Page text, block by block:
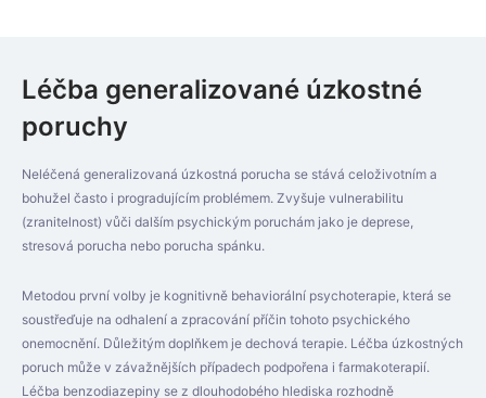
Léčba generalizované úzkostné
poruchy
Neléčená generalizovaná úzkostná porucha se stává celoživotním a
bohužel často i progradujícím problémem. Zvyšuje vulnerabilitu
(zranitelnost) vůči dalším psychickým poruchám jako je deprese,
stresová porucha nebo porucha spánku.
Metodou první volby je kognitivně behaviorální psychoterapie, která se
soustřeďuje na odhalení a zpracování příčin tohoto psychického
onemocnění. Důležitým doplňkem je dechová terapie. Léčba úzkostných
poruch může v závažnějších případech podpořena i farmakoterapií.
Léčba benzodiazepiny se z dlouhodobého hlediska rozhodně